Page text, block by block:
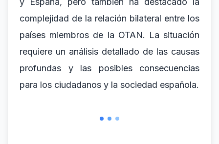
complejidad de la relación bilateral entre los
países miembros de la OTAN. La situación
requiere un análisis detallado de las causas
profundas y las posibles consecuencias
para los ciudadanos y la sociedad española.